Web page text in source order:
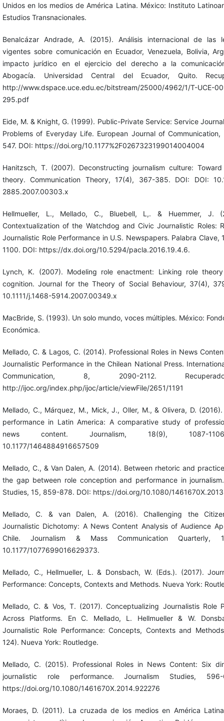
Unidos en los medios de América Latina. México: Instituto
Estudios Transnacionales.
Benalcázar Andrade, A. (2015). Análisis internacional de las
vigentes sobre comunicación en Ecuador, Venezuela, Bolivia,
impacto jurídico en el ejercicio del derecho a la
Abogacía. Universidad Central del Ecuador, Quito.
http://www.dspace.uce.edu.ec/bitstream/25000/4962/1/T-UCE-
295.pdf
Eide, M. & Knight, G. (1999). Public-Private Service: Service
Problems of Everyday Life. European Journal of
547. DOI: https://doi.org/10.1177%2F0267323199014004004
Hanitzsch, T. (2007). Deconstructing journalism culture:
theory. Communication Theory, 17(4), 367-385. DOI: DOI:
2885.2007.00303.x
Hellmueller, L., Mellado, C., Bluebell, L,. & Huemmer, J.
Contextualization of the Watchdog and Civic Journalistic Roles:
Journalistic Role Performance in U.S. Newspapers. Palabra Clave,
1100. DOI: https://dx.doi.org/10.5294/pacla.2016.19.4.6.
Lynch, K. (2007). Modeling role enactment: Linking role
cognition. Journal for the Theory of Social Behaviour, 37(4),
10.1111/j.1468-5914.2007.00349.x
MacBride, S. (1993). Un solo mundo, voces múltiples. México:
Económica.
Mellado, C. & Lagos, C. (2014). Professional Roles in News
Journalistic Performance in the Chilean National Press.
Communication, 8, 2090-2112.
http://ijoc.org/index.php/ijoc/article/viewFile/2651/1191
Mellado, C., Márquez, M., Mick, J., Oller, M., & Olivera, D.
performance in Latin America: A comparative study of
news content. Journalism, 18(9), 1087-
10.1177/1464884916657509
Mellado, C., & Van Dalen, A. (2014). Between rhetoric and
the gap between role conception and performance in
Studies, 15, 859-878. DOI: https://doi.org/10.1080/
Mellado, C. & van Dalen, A. (2016). Challenging the
Journalistic Dichotomy: A News Content Analysis of Audience
Chile. Journalism & Mass Communication Quarterly,
10.1177/1077699016629373.
Mellado, C., Hellmueller, L. & Donsbach, W. (Eds.). (2017).
Performance: Concepts, Contexts and Methods. Nueva York:
Mellado, C. & Vos, T. (2017). Conceptualizing Journalistis Role
Across Platforms. En C. Mellado, L. Hellmueller & W.
Journalistic Role Performance: Concepts, Contexts and
124). Nueva York: Routledge.
Mellado, C. (2015). Professional Roles in News Content: Six
journalistic role performance. Journalism Studies,
https://doi.org/10.1080/1461670X.2014.922276
Moraes, D. (2011). La cruzada de los medios en América